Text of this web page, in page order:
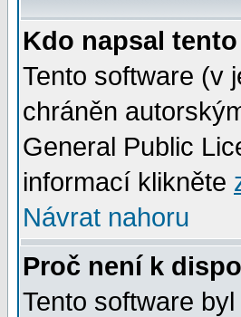
Kdo napsal
Tento software (v
chráněn
General Public
informací klikněte
Návrat nahoru
Proč není k
Tento software